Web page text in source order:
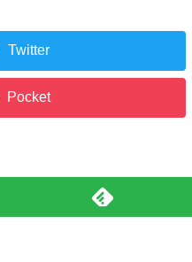
Twitter
Pocket